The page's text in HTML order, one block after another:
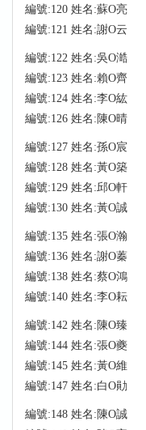
編號:120 姓名:蘇O亮
編號:121 姓名:謝O云
編號:122 姓名:吳O澔
編號:123 姓名:賴O齊
編號:124 姓名:李O紘
編號:126 姓名:陳O晴
編號:127 姓名:孫O宸
編號:128 姓名:黃O築
編號:129 姓名:邱O軒
編號:130 姓名:黃O誠
編號:135 姓名:張O瀚
編號:136 姓名:謝O蓁
編號:138 姓名:蔡O鴻
編號:140 姓名:李O耘
編號:142 姓名:陳O臻
編號:144 姓名:張O夔
編號:145 姓名:黃O維
編號:147 姓名:白O勛
編號:148 姓名:陳O誠